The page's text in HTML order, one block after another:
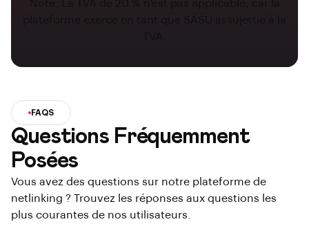
FAQS
Questions Fréquemment
Posées
Vous avez des questions sur notre plateforme de
netlinking ? Trouvez les réponses aux questions les
plus courantes de nos utilisateurs.